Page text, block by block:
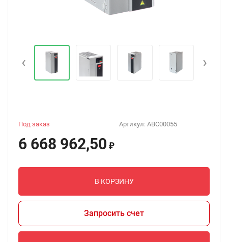
‹ ›
Артикул: ABC00055
Под заказ
6 668 962,50 ₽
В КОРЗИНУ
Запросить счет